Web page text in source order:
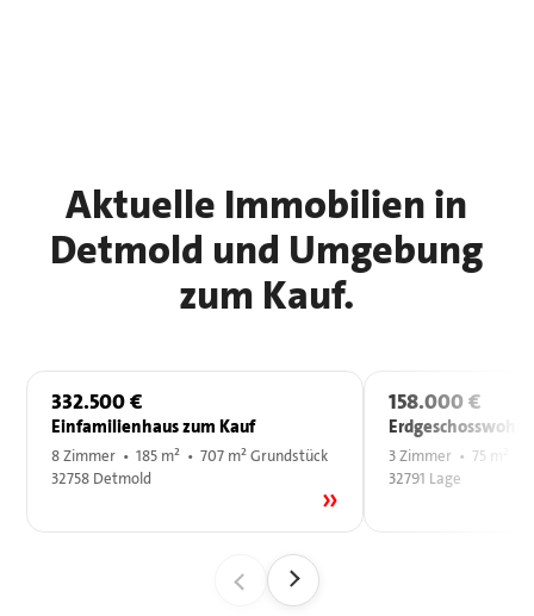
Aktuelle Immobilien in
Detmold und Umgebung
zum Kauf.
332.500 €
Einfamilienhaus zum Kauf
8 Zimmer • 185 m² • 707 m² Grundstück
32758 Detmold
158.000 €
3 Zimmer • 75 m²
32791 Lage